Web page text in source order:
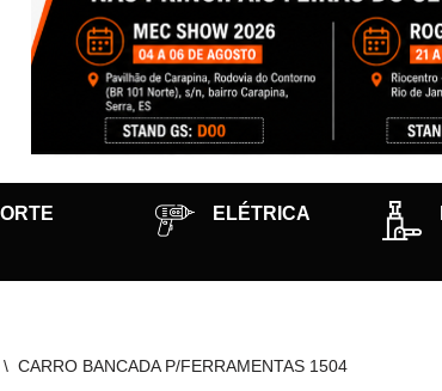
ELÉTRICA
\ CARRO BANCADA P/FERRAMENTAS 1504